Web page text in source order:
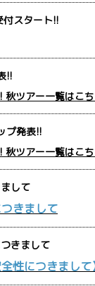
付スタート!!
!!
ツアー一覧はこち
プ発表!!
ツアー一覧はこち
して
きまして
きまして
性につきまして